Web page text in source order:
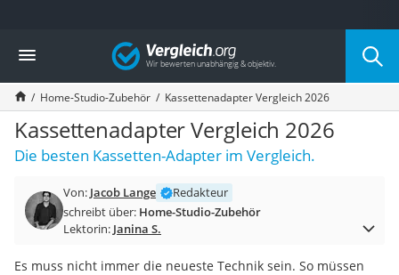
Die beliebtesten Vergleiche nach Kategorie
Elektronik
Powerstation
Monitor 32 Zoll 4K
Fernseher
Drucker
Desktop-PC
Diascanner
Laser-Multifunktionsdrucker
Powerstation mit Solarpanel
Vergleich
Home-Studio-Zubehör Kassettenadapter Vergleich 2026
Kassettenadapter Vergleich 2026
Die besten Kassetten-Adapter im Vergleich.
Von: Jacob Lange
Redakteur
schreibt über: Home-Studio-Zubehör
Lektorin: Janina S.
Es muss nicht immer die neueste Technik sein. So müssen